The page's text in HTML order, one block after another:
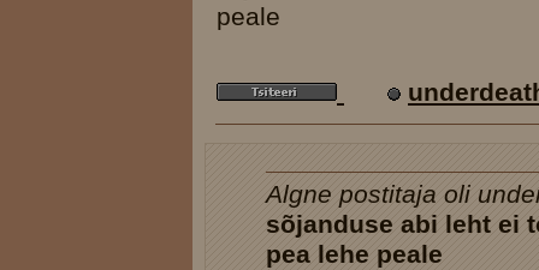
peale
Algne postitaja oli
sõjanduse abi leht ei
pea lehe peale